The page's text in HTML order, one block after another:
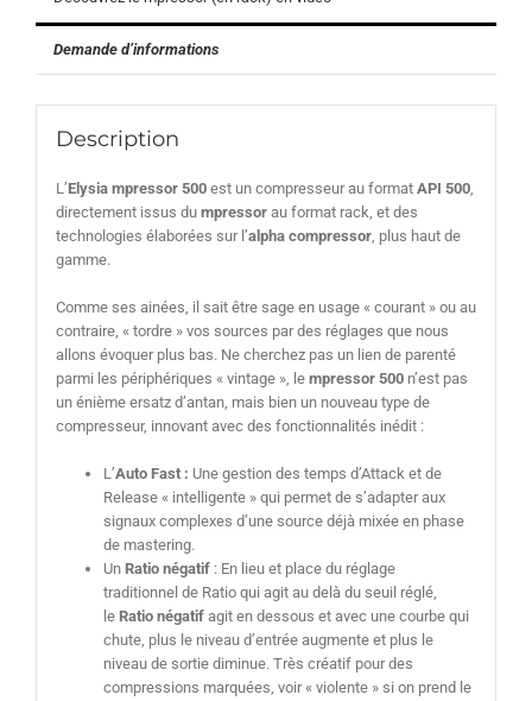
Demande d’informations
Description
L’Elysia mpressor 500est un compresseur au format API 500,
directement issus du mpressor au format rack, et des
technologies élaborées sur l’alpha compressor, plus haut de
gamme.
Comme ses ainées, il sait être sage en usage « courant » ou au
contraire, « tordre » vos sources par des réglages que nous
allons évoquer plus bas. Ne cherchez pas un lien de parenté
parmi les périphériques « vintage », le mpressor 500n’est pas
un énième ersatz d’antan, mais bien un nouveau type de
compresseur, innovant avec des fonctionnalités inédit :
L’Auto Fast : Une gestion des temps d’Attack et de
Release « intelligente » qui permet de s’adapter aux
signaux complexes d’une source déjà mixée en phase
de mastering.
Un Ratio négatif: En lieu et place du réglage
traditionnel de Ratio qui agit au delà du seuil réglé,
le Ratio négatifagit en dessous et avec une courbe qui
chute, plus le niveau d’entrée augmente et plus le
niveau de sortie diminue. Très créatif pour des
compressions marquées, voir « violente » si on prend le